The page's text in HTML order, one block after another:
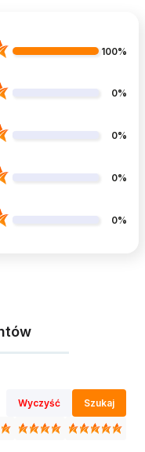
100%
0%
0%
0%
0%
Wyczyść Szukaj